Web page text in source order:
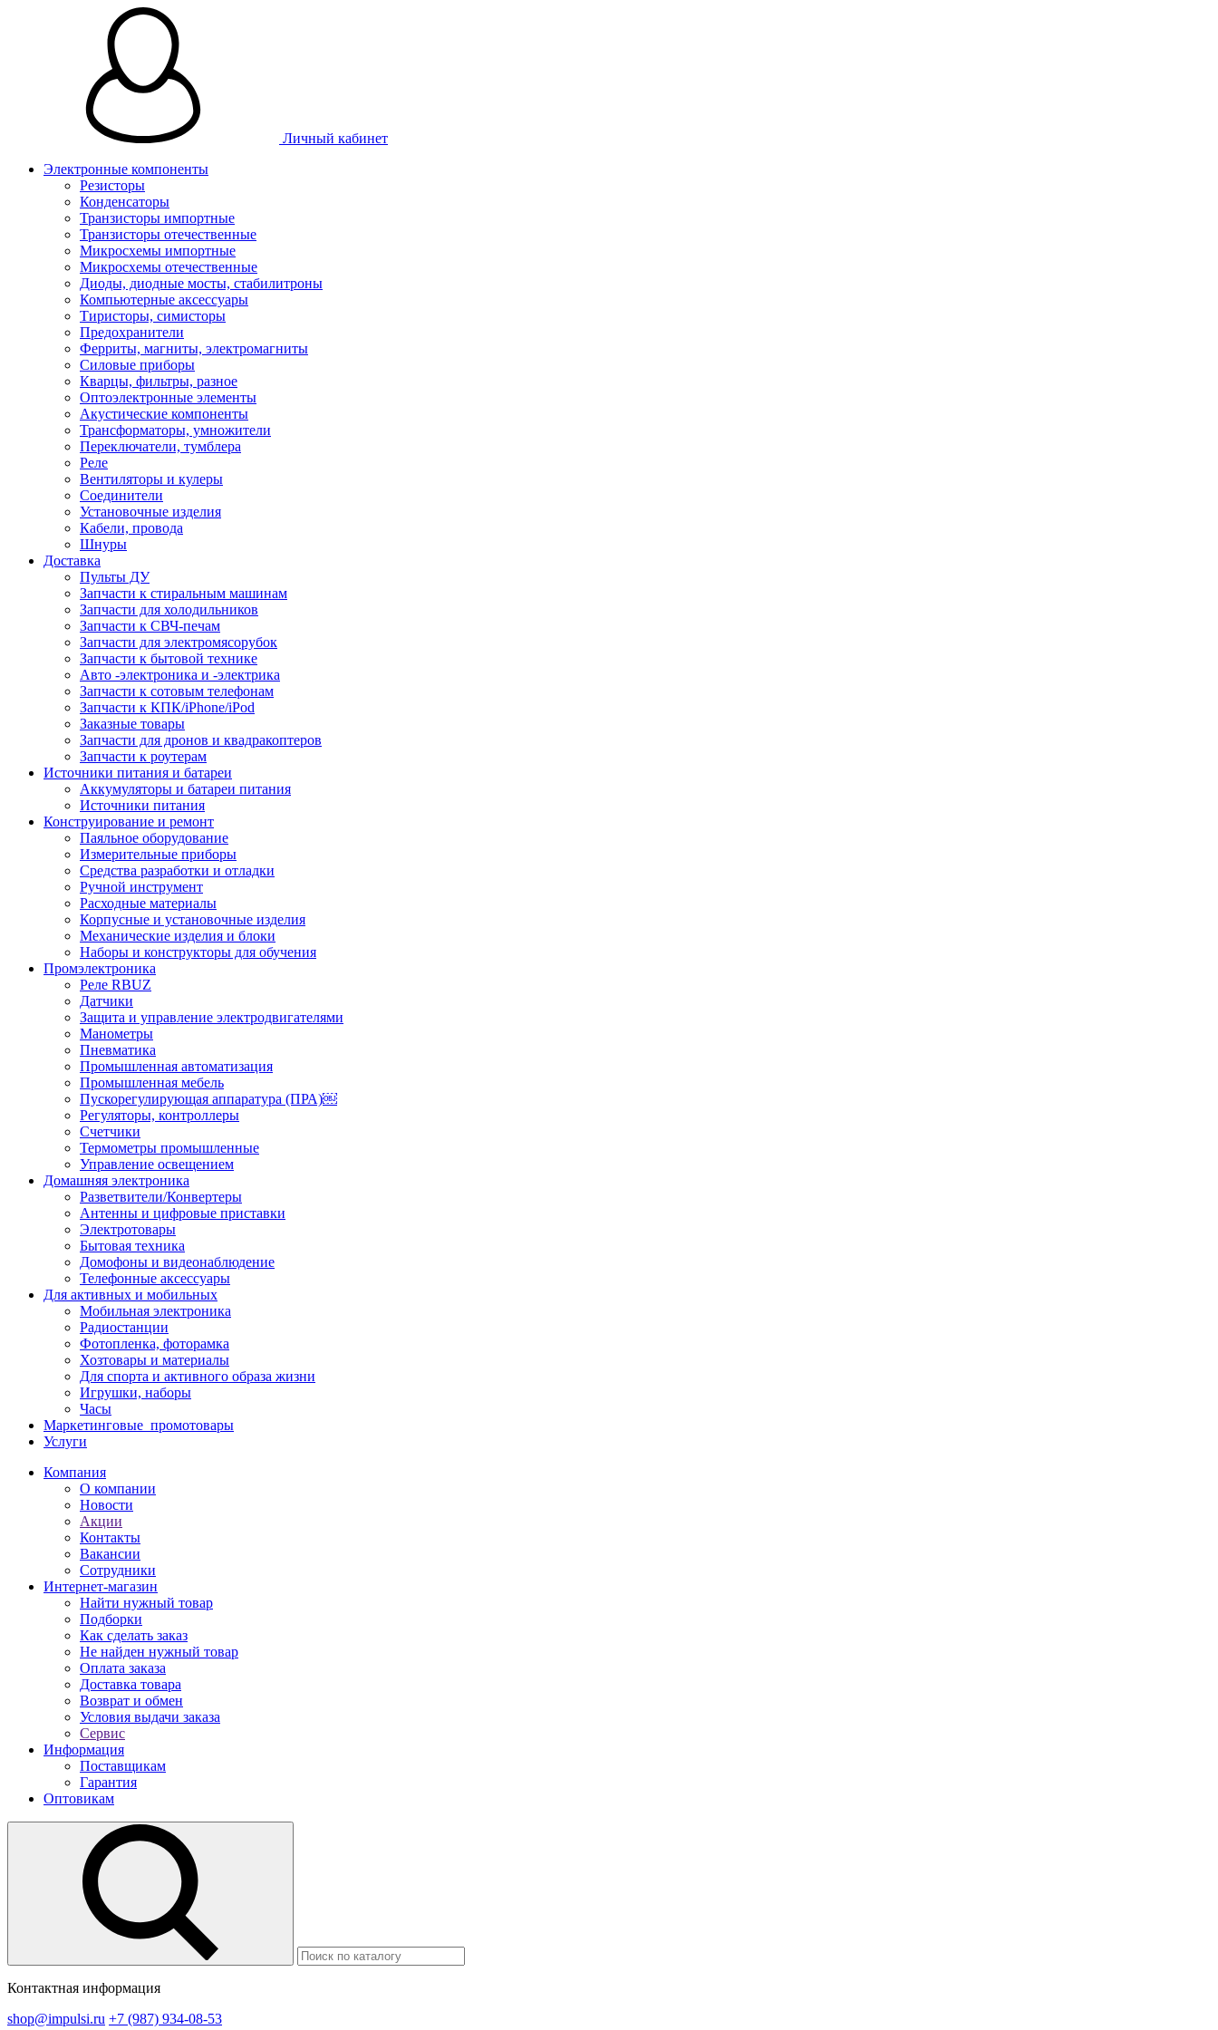
Личный кабинет
Электронные компоненты
Резисторы
Конденсаторы
Транзисторы импортные
Транзисторы отечественные
Микросхемы импортные
Микросхемы отечественные
Диоды, диодные мосты, стабилитроны
Компьютерные аксессуары
Тиристоры, симисторы
Предохранители
Ферриты, магниты, электромагниты
Силовые приборы
Кварцы, фильтры, разное
Оптоэлектронные элементы
Акустические компоненты
Трансформаторы, умножители
Переключатели, тумблера
Реле
Вентиляторы и кулеры
Соединители
Установочные изделия
Кабели, провода
Шнуры
Доставка
Пульты ДУ
Запчасти к стиральным машинам
Запчасти для холодильников
Запчасти к СВЧ-печам
Запчасти для электромясорубок
Запчасти к бытовой технике
Авто -электроника и -электрика
Запчасти к сотовым телефонам
Запчасти к КПК/iPhone/iPod
Заказные товары
Запчасти для дронов и квадракоптеров
Запчасти к роутерам
Источники питания и батареи
Аккумуляторы и батареи питания
Источники питания
Конструирование и ремонт
Паяльное оборудование
Измерительные приборы
Средства разработки и отладки
Ручной инструмент
Расходные материалы
Корпусные и установочные изделия
Механические изделия и блоки
Наборы и конструкторы для обучения
Промэлектроника
Реле RBUZ
Датчики
Защита и управление электродвигателями
Манометры
Пневматика
Промышленная автоматизация
Промышленная мебель
Пускорегулирующая аппаратура (ПРА)￼
Регуляторы, контроллеры
Счетчики
Термометры промышленные
Управление освещением
Домашняя электроника
Разветвители/Конвертеры
Антенны и цифровые приставки
Электротовары
Бытовая техника
Домофоны и видеонаблюдение
Телефонные аксессуары
Для активных и мобильных
Мобильная электроника
Радиостанции
Фотопленка, фоторамка
Хозтовары и материалы
Для спорта и активного образа жизни
Игрушки, наборы
Часы
Маркетинговые_промотовары
Услуги
Компания
О компании
Новости
Акции
Контакты
Вакансии
Сотрудники
Интернет-магазин
Найти нужный товар
Подборки
Как сделать заказ
Не найден нужный товар
Оплата заказа
Доставка товара
Возврат и обмен
Условия выдачи заказа
Сервис
Информация
Поставщикам
Гарантия
Оптовикам
Контактная информация
shop@impulsi.ru +7 (987) 934-08-53